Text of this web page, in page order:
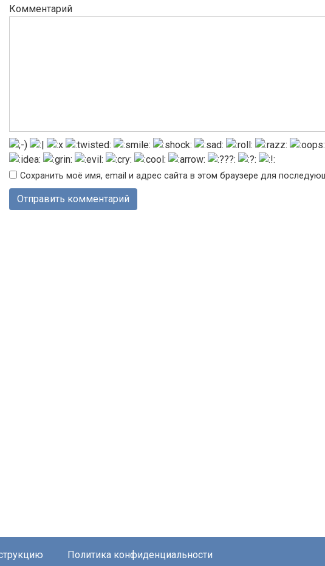
Комментарий
Сохранить моё имя, email и адрес сайта в этом браузере для
Политика конфиденциальности